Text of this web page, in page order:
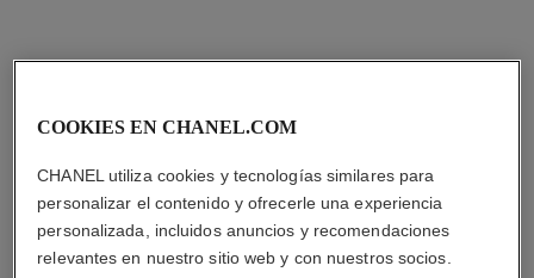
la rutina específica
COOKIES EN CHANEL.COM
CHANEL utiliza cookies y tecnologías similares para
personalizar el contenido y ofrecerle una experiencia
personalizada, incluidos anuncios y recomendaciones
relevantes en nuestro sitio web y con nuestros socios.